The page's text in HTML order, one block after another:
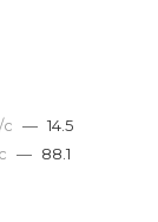
— 14.5
— 88.1